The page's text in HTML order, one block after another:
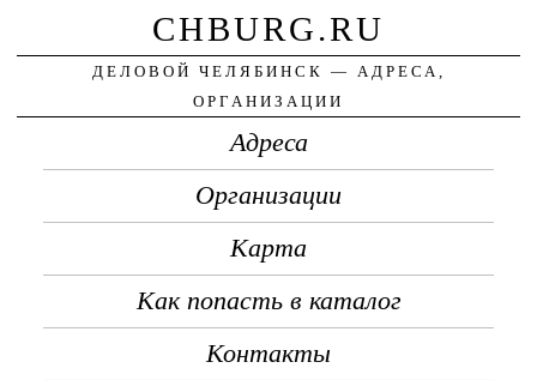
CHBURG.RU
ДЕЛОВОЙ ЧЕЛЯБИНСК — АДРЕСА,
ОРГАНИЗАЦИИ
Адреса
Организации
Карта
Как попасть в каталог
Контакты